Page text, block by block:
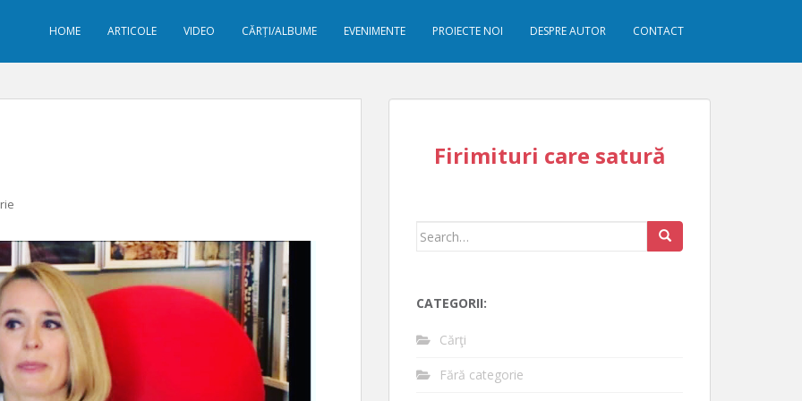
HOME ARTICOLE VIDEO CĂRȚI/ALBUME EVENIMENTE PROIECTE NOI DESPRE AUTOR CONTACT
Firimituri care satură
Search
CATEGORII:
Cărţi
Fără categorie